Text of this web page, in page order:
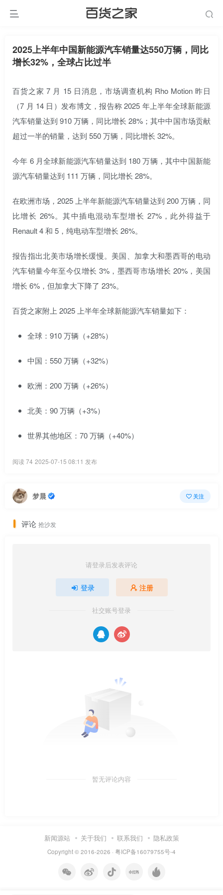
2025上半年中国新能源汽车销量达550万辆，同比
增长32%，全球占比过半
百货之家 7 月 15 日消息，市场调查机构 Rho Motion 昨日
（7 月 14 日）发布博文，报告称 2025 年上半年全球新能源
汽车销量达到 910 万辆，同比增长 28%；其中中国市场贡献
超过一半的销量，达到 550 万辆，同比增长 32%。
今年 6 月全球新能源汽车销量达到 180 万辆，其中中国新能
源汽车销量达到 111 万辆，同比增长 28%。
在欧洲市场，2025 上半年新能源汽车销量达到 200 万辆，同
比增长 26%。其中插电混动车型增长 27%，此外得益于
Renault 4 和 5，纯电动车型增长 26%。
报告指出北美市场增长缓慢。美国、加拿大和墨西哥的电动
汽车销量今年至今仅增长 3%，墨西哥市场增长 20%，美国
增长 6%，但加拿大下降了 23%。
百货之家附上 2025 上半年全球新能源汽车销量如下：
全球：910 万辆（+28%）
中国：550 万辆（+32%）
欧洲：200 万辆（+26%）
北美：90 万辆（+3%）
世界其他地区：70 万辆（+40%）
阅读 74 2025-07-15 08:11 发布
梦晨 关注
评论 抢沙发
请登录后发表评论
登录 注册
社交账号登录
暂无评论内容
新闻源站 关于我们 联系我们 隐私政策
Copyright © 2016-2026 · 粤ICP备16079755号-4